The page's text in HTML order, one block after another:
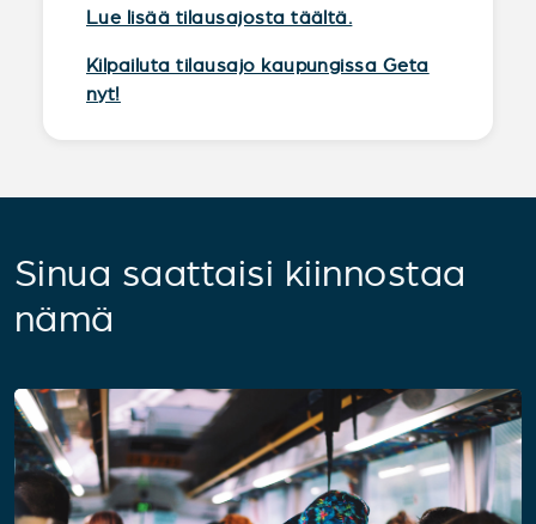
Lue lisää tilausajosta täältä.
Kilpailuta tilausajo kaupungissa Geta
nyt!
Sinua saattaisi kiinnostaa
nämä